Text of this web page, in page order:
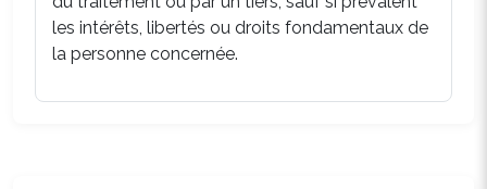
les intérêts, libertés ou droits fondamentaux de
la personne concernée.